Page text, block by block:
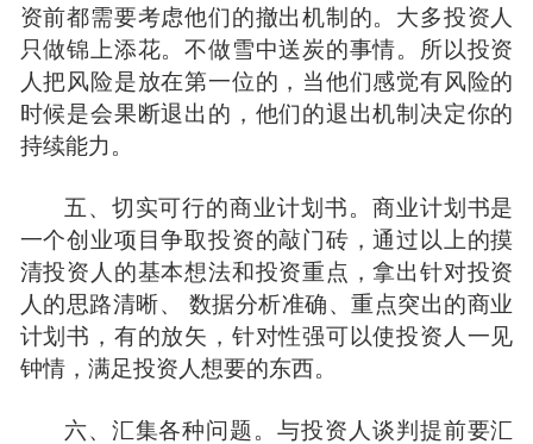
资前都需要考虑他们的撤出机制的。大多投资人
只做锦上添花。不做雪中送炭的事情。所以投资
人把风险是放在第一位的，当他们感觉有风险的
时候是会果断退出的，他们的退出机制决定你的
持续能力。
五、切实可行的商业计划书。商业计划书是
一个创业项目争取投资的敲门砖，通过以上的摸
清投资人的基本想法和投资重点，拿出针对投资
人的思路清晰、 数据分析准确、重点突出的商业
计划书，有的放矢，针对性强可以使投资人一见
钟情，满足投资人想要的东西。
六、汇集各种问题。与投资人谈判提前要汇